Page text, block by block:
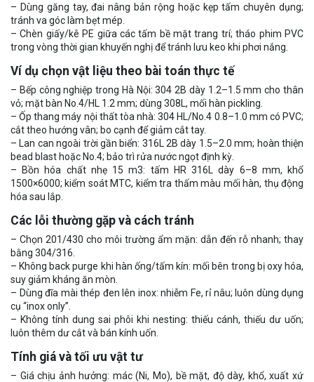
– Dùng găng tay, đai nâng bản rộng hoặc kẹp tấm chuyên dụng;
tránh va góc làm bẹt mép.
– Chèn giấy/kê PE giữa các tấm bề mặt trang trí; tháo phim PVC
trong vòng thời gian khuyến nghị để tránh lưu keo khi phơi nắng.
Ví dụ chọn vật liệu theo bài toán thực tế
– Bếp công nghiệp trong Hà Nội: 304 2B dày 1.2–1.5 mm cho thân
vỏ; mặt bàn No.4/HL 1.2 mm; dùng 308L, mối hàn pickling.
– Ốp thang máy nội thất tòa nhà: 304 HL/No.4 0.8–1.0 mm có PVC;
cắt theo hướng vân; bo cạnh để giảm cắt tay.
– Lan can ngoài trời gần biển: 316L 2B dày 1.5–2.0 mm; hoàn thiện
bead blast hoặc No.4; bảo trì rửa nước ngọt định kỳ.
– Bồn hóa chất nhẹ 15 m3: tấm HR 316L dày 6–8 mm, khổ
1500×6000; kiểm soát MTC, kiểm tra thấm màu mối hàn, thụ động
hóa sau lắp.
Các lỗi thường gặp và cách tránh
– Chọn 201/430 cho môi trường ẩm mặn: dẫn đến rỗ nhanh; thay
bằng 304/316.
– Không back purge khi hàn ống/tấm kín: mối bên trong bị oxy hóa,
suy giảm kháng ăn mòn.
– Dùng đĩa mài thép đen lên inox: nhiễm Fe, rỉ nâu; luôn dùng dụng
cụ “inox only”.
– Không tính dung sai phôi khi nesting: thiếu cánh, thiếu dư uốn;
luôn thêm dư cắt và bán kính uốn.
Tính giá và tối ưu vật tư
– Giá chịu ảnh hưởng: mác (Ni, Mo), bề mặt, độ dày, khổ, xuất xứ